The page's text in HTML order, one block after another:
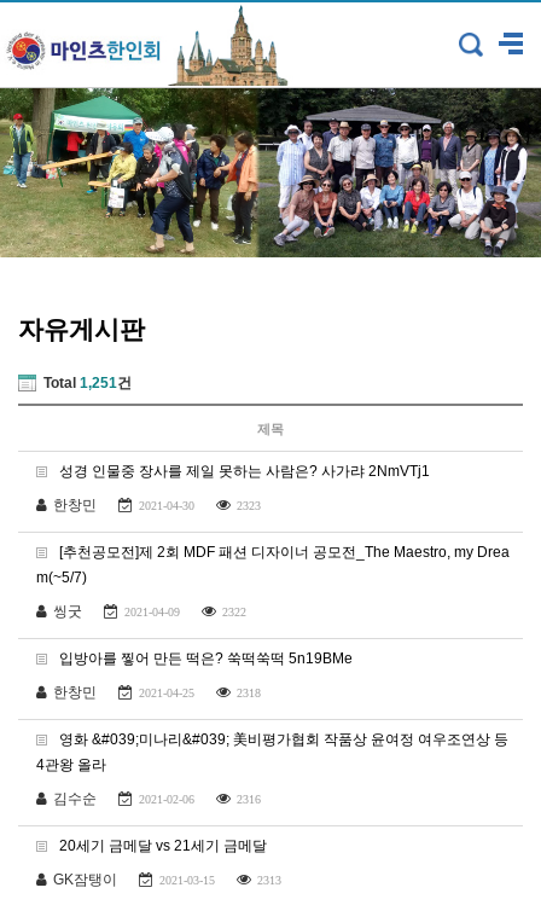
자유게시판
Total 1,251건
제목
성경 인물중 장사를 제일 못하는 사람은? 사가랴 2NmVTj1
한창민
2021-04-30 2323
[추천공모전]제 2회 MDF 패션 디자이너 공모전_The Maestro, my Drea
m(~5/7)
씽굿
2021-04-09 2322
입방아를 찧어 만든 떡은? 쑥떡쑥떡 5n19BMe
한창민
2021-04-25 2318
영화 &#039;미나리&#039; 美비평가협회 작품상 윤여정 여우조연상 등
4관왕 올라
김수순
2021-02-06 2316
20세기 금메달 vs 21세기 금메달
GK잠탱이
2021-03-15 2313